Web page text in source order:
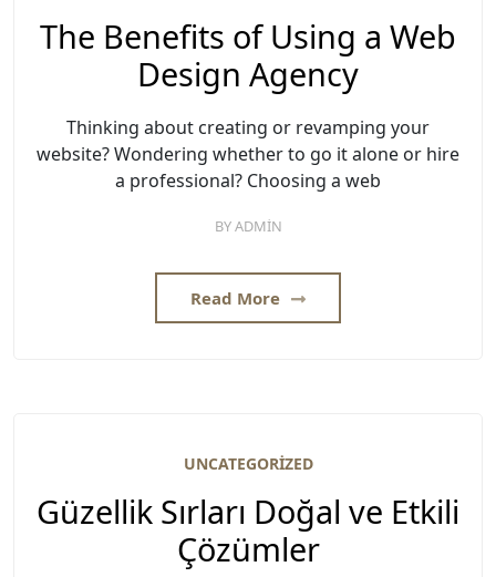
The Benefits of Using a Web
Design Agency
Thinking about creating or revamping your
website? Wondering whether to go it alone or hire
a professional? Choosing a web
BYADMIN
Read More
UNCATEGORIZED
Güzellik Sırları Doğal ve Etkili
Çözümler